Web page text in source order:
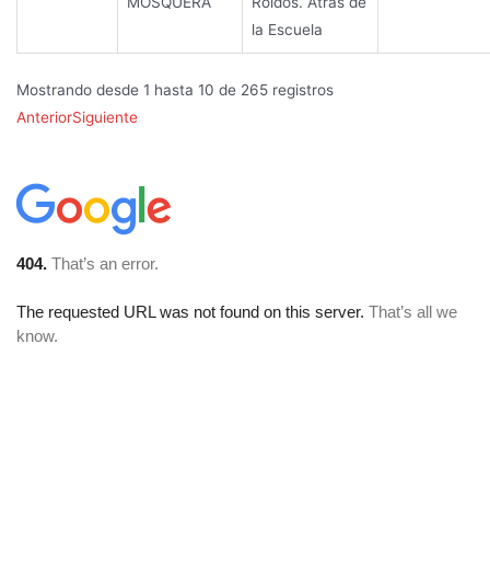
la Escuela
Mostrando desde 1 hasta 10 de 265 registros
AnteriorSiguiente